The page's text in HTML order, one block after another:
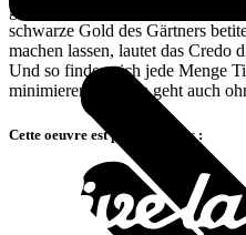
großen Wert auf Kompost, von
schwarze Gold des Gärtners
machen lassen, lautet das Credo
Und so finden sich jede Menge
minimieren lässt. Es geht auch
Cette oeuvre est présente dans :